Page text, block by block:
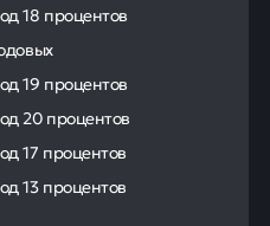
18 процентов
19 процентов
20 процентов
17 процентов
13 процентов